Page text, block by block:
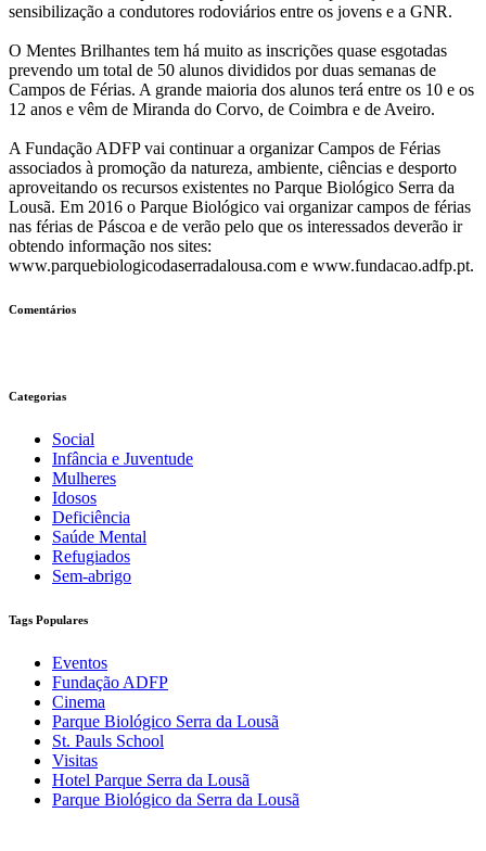
sensibilização a condutores rodoviários entre os jovens e a GNR.
O Mentes Brilhantes tem há muito as inscrições quase esgotadas
prevendo um total de 50 alunos divididos por duas semanas de
Campos de Férias. A grande maioria dos alunos terá entre os 10 e os
12 anos e vêm de Miranda do Corvo, de Coimbra e de Aveiro.
A Fundação ADFP vai continuar a organizar Campos de Férias
associados à promoção da natureza, ambiente, ciências e desporto
aproveitando os recursos existentes no Parque Biológico Serra da
Lousã. Em 2016 o Parque Biológico vai organizar campos de férias
nas férias de Páscoa e de verão pelo que os interessados deverão ir
obtendo informação nos sites:
www.parquebiologicodaserradalousa.com e www.fundacao.adfp.pt.
Comentários
Categorias
Social
Infância e Juventude
Mulheres
Idosos
Deficiência
Saúde Mental
Refugiados
Sem-abrigo
Tags Populares
Eventos
Fundação ADFP
Cinema
Parque Biológico Serra da Lousã
St. Pauls School
Visitas
Hotel Parque Serra da Lousã
Parque Biológico da Serra da Lousã